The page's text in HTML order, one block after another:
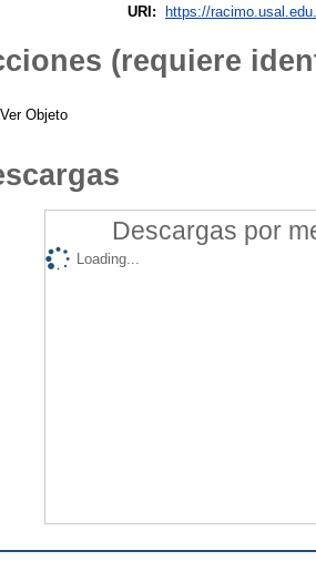
URI:
https://
(requiere
Ver Objeto
Descargas por
Loading...